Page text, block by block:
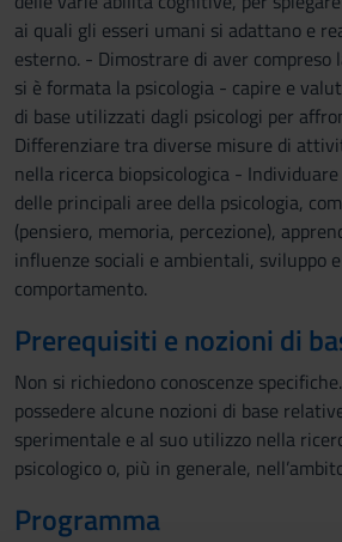
ai quali gli esseri umani si adattano e
esterno. - Dimostrare di aver compreso
si è formata la psicologia - capire e
di base utilizzati dagli psicologi per
Differenziare tra diverse misure di
nella ricerca biopsicologica -
delle principali aree della psicologia,
(pensiero, memoria, percezione),
influenze sociali e ambientali, sviluppo
comportamento.
Prerequisiti e nozioni di
Non si richiedono conoscenze
possedere alcune nozioni di base
sperimentale e al suo utilizzo nella
psicologico o, più in generale,
Programma